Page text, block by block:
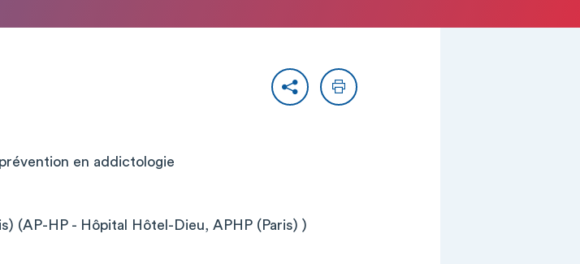
PartagerImprimer
en addictologie
(AP-HP - Hôpital Hôtel-Dieu, APHP (Paris) )